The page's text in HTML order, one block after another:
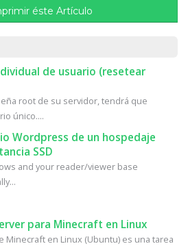
éste Artículo
de usuario (resetear
root de su servidor, tendrá que
único....
Wordpress de un hospedaje
SSD
and your reader/viewer base
para Minecraft en Linux
Minecraft en Linux (Ubuntu) es una tarea